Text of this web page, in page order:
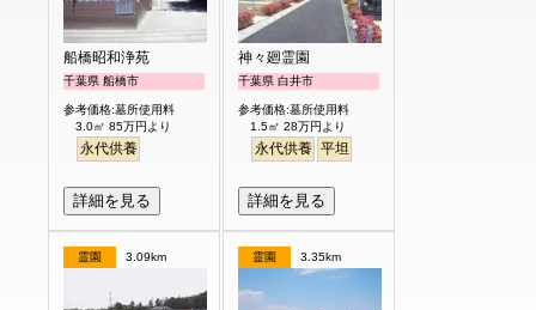
船橋昭和浄苑
千葉県 船橋市
参考価格:墓所使用料
3.0㎡ 85万円より
永代供養
詳細を見る
神々廻霊園
千葉県 白井市
参考価格:墓所使用料
1.5㎡ 28万円より
永代供養 平坦
詳細を見る
霊園 3.09km 霊園 3.35km